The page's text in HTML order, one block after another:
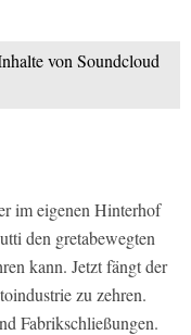
von Soundcloud
im eigenen Hinterhof
den gretabewegten
kann. Jetzt fängt der
zu zehren.
Fabrikschließungen.